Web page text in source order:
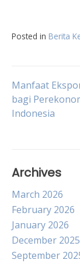
Posted in Berita
Post
Manfaat
bagi
Indonesia
Archives
March 2026
February 2026
January 2026
December 2025
September